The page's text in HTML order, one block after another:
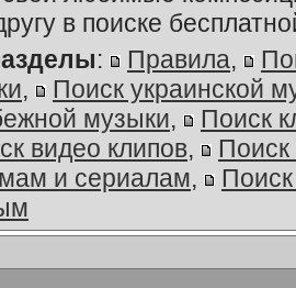
в поиске
: Правила,
,
Поиск украинской
музыки,
Поиск
видео клипов,
Поиск
и сериалам,